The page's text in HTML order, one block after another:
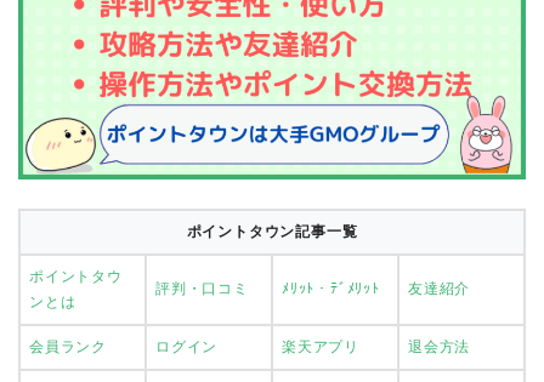
ポイントタウン記事一覧
ポイントタウ
ンとは
評判・口コミ ﾒﾘｯﾄ・ﾃﾞﾒﾘｯﾄ 友達紹介
会員ランク ログイン 楽天アプリ 退会方法